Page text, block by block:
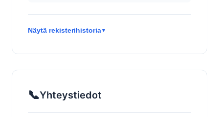
Näytä rekisterihistoria▼
📞Yhteystiedot